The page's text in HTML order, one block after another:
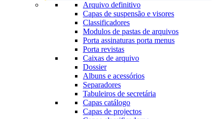
Arquivo definitivo
Capas de suspensão e visores
Classificadores
Modulos de pastas de arquivos
Porta assinaturas porta menus
Porta revistas
Caixas de arquivo
Dossier
Albuns e acessórios
Separadores
Tabuleiros de secretária
Capas catálogo
Capas de projectos